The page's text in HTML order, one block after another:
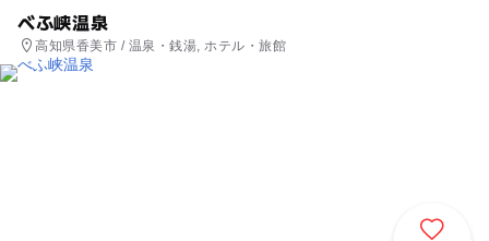
べふ峡温泉
高知県香美市 / 温泉・銭湯, ホテル・旅館